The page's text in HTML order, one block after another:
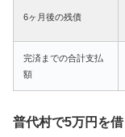
6ヶ月後の残債
完済までの合計支払
額
普代村で5万円を